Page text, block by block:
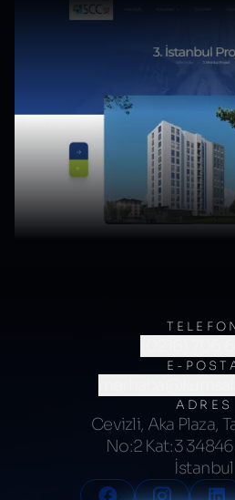
(0216) 706
E-
ADRES
Cevizli, Aka Plaza,
No:2 Kat:3
İstanbul